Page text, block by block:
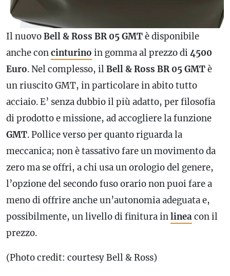
Il nuovoBell & Ross BR 05GMTè disponibile
anche concinturino in gomma al prezzo di4500
Euro. Nel complesso, ilBell & Ross BR 05GMTè
un riuscitoGMT, in particolare in abito tutto
acciaio. E’ senza dubbio il più adatto, per filosofia
di prodotto e missione, ad accogliere la funzione
GMT. Pollice verso per quanto riguarda la
meccanica; non è tassativo fare un movimento da
zero ma se offri, a chi usa un orologio del genere,
l’opzione del secondofuso orarionon puoi fare a
meno di offrire anche un’autonomia adeguata e,
possibilmente, un livello di finitura inlineacon il
prezzo.
(Photo credit: courtesy Bell & Ross)